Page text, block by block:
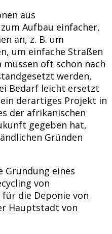
aus
Aufbau einfacher,
an, z. B. um
um einfache Straßen
oft schon nach
werden,
Bedarf leicht ersetzt
derartiges Projekt in
der afrikanischen
gegeben hat,
Gründen
Gründung eines
von
die Deponie von
Hauptstadt von